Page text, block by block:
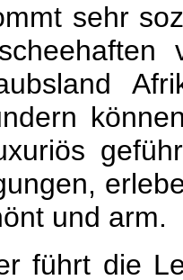
sehr
und arm.
führt die